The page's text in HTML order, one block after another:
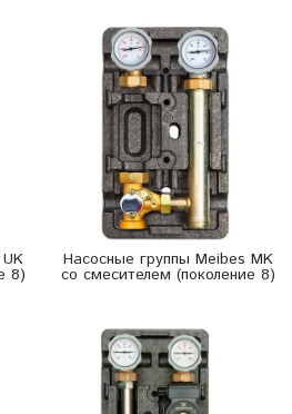
8)
Насосные группы Meibes MK
со смесителем (поколение 8)